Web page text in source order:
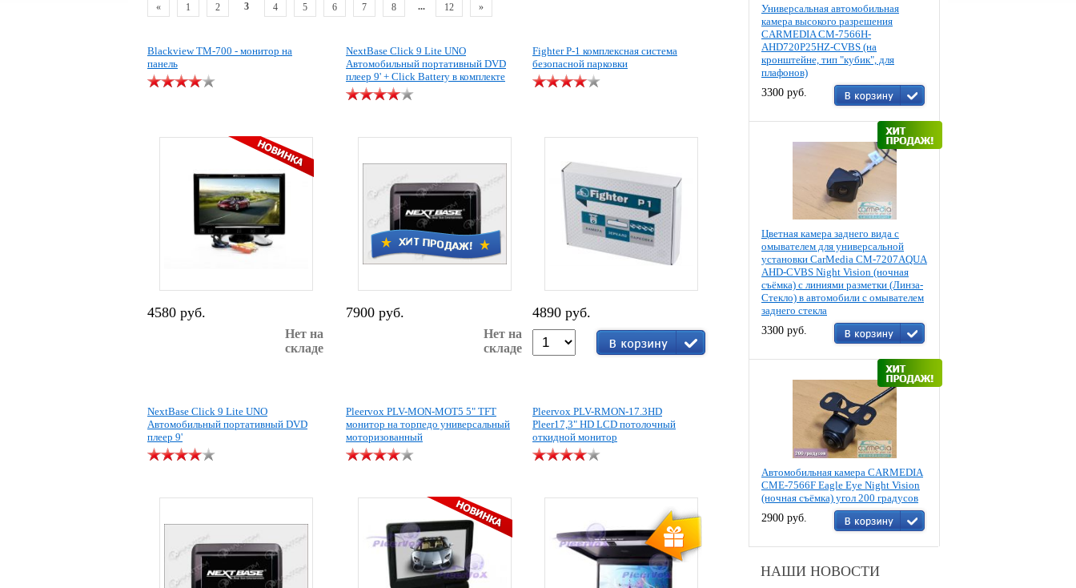
Универсальная автомобильная
камера высокого разрешения
CARMEDIA CM-7566H-
AHD720P25HZ-CVBS (на
кронштейне, тип "кубик", для
плафонов)
3300 руб.
Цветная камера заднего вида c
омывателем для универсальной
установки CarMedia CM-7207AQUA
AHD-CVBS Night Vision (ночная
съёмка) с линиями разметки (Линза-
Стекло) в автомобили с омывателем
заднего стекла
3300 руб.
Автомобильная камера CARMEDIA
CME-7566F Eagle Eye Night Vision
(ночная съёмка) угол 200 градусов
2900 руб.
НАШИ НОВОСТИ
« 1 2 3 4 5 6 7 8 ... 12 »
Blackview TM-700 - монитор на
панель
4580 руб.
Нет на
складе
NextBase Click 9 Lite UNO
Автомобильный портативный DVD
плеер 9' + Click Battery в комплекте
7900 руб.
Нет на
складе
Fighter P-1 комплексная система
безопасной парковки
4890 руб.
NextBase Click 9 Lite UNO
Автомобильный портативный DVD
плеер 9'
Pleervox PLV-MON-MOT5 5" TFT
монитор на торпедо универсальный
моторизованный
Pleervox PLV-RMON-17.3HD
Pleer17,3" HD LCD потолочный
откидной монитор